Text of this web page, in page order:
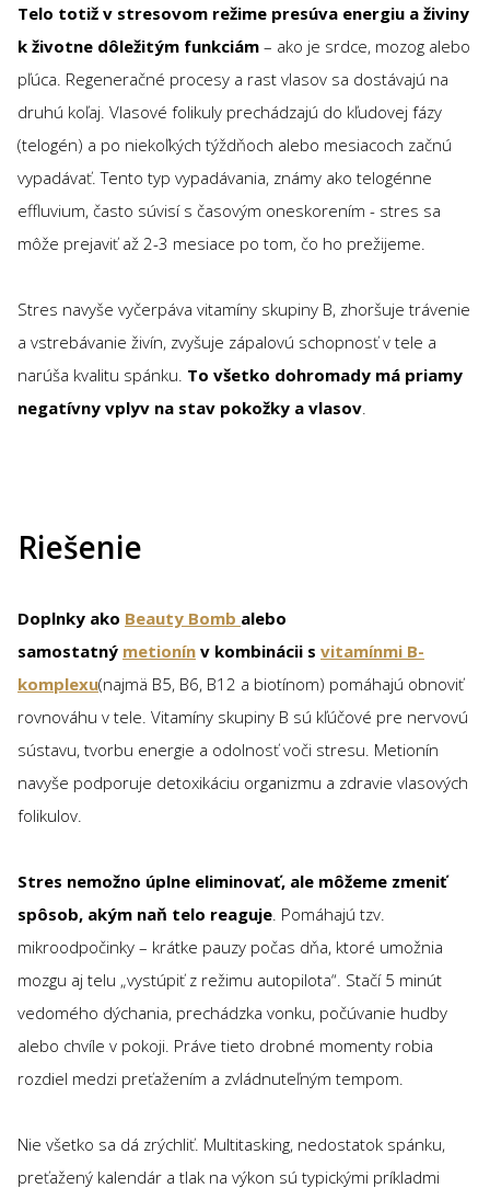
Telo totiž v stresovom režime presúva energiu a živiny
k životne dôležitým funkciám – ako je srdce, mozog alebo
pľúca. Regeneračné procesy a rast vlasov sa dostávajú na
druhú koľaj. Vlasové folikuly prechádzajú do kľudovej fázy
(telogén) a po niekoľkých týždňoch alebo mesiacoch začnú
vypadávať. Tento typ vypadávania, známy ako telogénne
effluvium, často súvisí s časovým oneskorením - stres sa
môže prejaviť až 2-3 mesiace po tom, čo ho prežijeme.
Stres navyše vyčerpáva vitamíny skupiny B, zhoršuje trávenie
a vstrebávanie živín, zvyšuje zápalovú schopnosť v tele a
narúša kvalitu spánku. To všetko dohromady má priamy
negatívny vplyv na stav pokožky a vlasov.
Riešenie
Doplnky ako Beauty Bomb alebo
samostatný metionín v kombinácii s vitamínmi B-
komplexu(najmä B5, B6, B12 a biotínom) pomáhajú obnoviť
rovnováhu v tele. Vitamíny skupiny B sú kľúčové pre nervovú
sústavu, tvorbu energie a odolnosť voči stresu. Metionín
navyše podporuje detoxikáciu organizmu a zdravie vlasových
folikulov.
Stres nemožno úplne eliminovať, ale môžeme zmeniť
spôsob, akým naň telo reaguje. Pomáhajú tzv.
mikroodpočinky – krátke pauzy počas dňa, ktoré umožnia
mozgu aj telu „vystúpiť z režimu autopilota“. Stačí 5 minút
vedomého dýchania, prechádzka vonku, počúvanie hudby
alebo chvíle v pokoji. Práve tieto drobné momenty robia
rozdiel medzi preťažením a zvládnuteľným tempom.
Nie všetko sa dá zrýchliť. Multitasking, nedostatok spánku,
preťažený kalendár a tlak na výkon sú typickými príkladmi